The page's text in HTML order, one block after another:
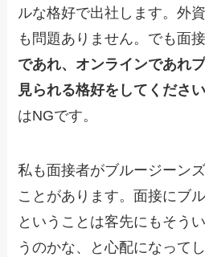
ルな格好で出社します。外
も問題ありません。でも面
であれ、オンラインであれ
見られる格好をしてください
はNGです。
私も面接者がブルージーン
ことがあります。面接にブ
ということは客先にもそう
うのかな、と心配になって